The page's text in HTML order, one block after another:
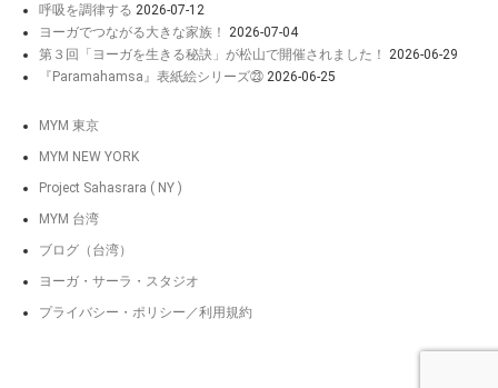
呼吸を調律する 2026-07-12
ヨーガでつながる大きな家族！
2026-07-04
第３回「ヨーガを生きる秘訣」が松山で開催されました！
2026-06-29
『Paramahamsa』表紙絵シリーズ㉓ 2026-06-25
MYM 東京
MYM NEW YORK
Project Sahasrara ( NY )
MYM 台湾
ブログ（台湾）
ヨーガ・サーラ・スタジオ
プライバシー・ポリシー／利用規約